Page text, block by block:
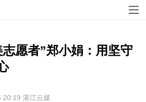
愿者”郑小娟：用坚守
20:19 湛江云媒